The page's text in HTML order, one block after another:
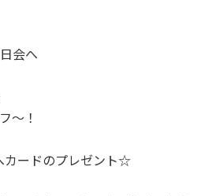
会へ
～！
カードのプレゼント☆